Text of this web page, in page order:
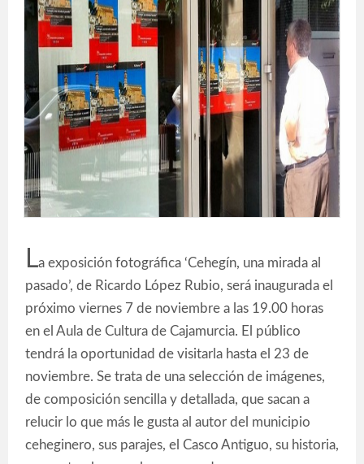
La exposición fotográfica ‘Cehegín, una mirada al
pasado’, de Ricardo López Rubio, será inaugurada el
próximo viernes 7 de noviembre a las 19.00 horas
en el Aula de Cultura de Cajamurcia. El público
tendrá la oportunidad de visitarla hasta el 23 de
noviembre. Se trata de una selección de imágenes,
de composición sencilla y detallada, que sacan a
relucir lo que más le gusta al autor del municipio
ceheginero, sus parajes, el Casco Antiguo, su historia,